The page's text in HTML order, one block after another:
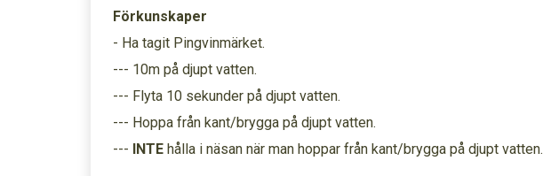
Förkunskaper
- Ha tagit Pingvinmärket.
--- 10m på djupt vatten.
--- Flyta 10 sekunder på djupt vatten.
--- Hoppa från kant/brygga på djupt vatten.
--- INTE hålla i näsan när man hoppar från kant/brygga på djupt vatten.